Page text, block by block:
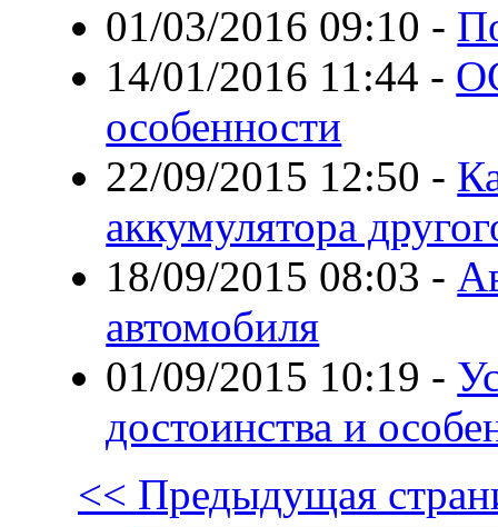
01/03/2016 09:10 -
14/01/2016 11:44 -
особенности
22/09/2015 12:50 -
аккумулятора
18/09/2015 08:03 -
автомобиля
01/09/2015 10:19 -
достоинства и
<< Предыдущая